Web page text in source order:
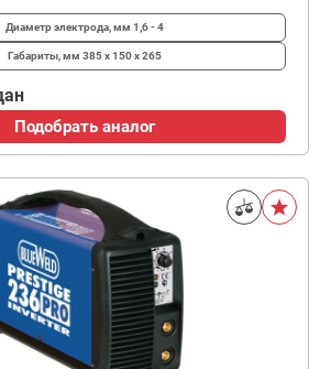
Диаметр электрода, мм 1,6 - 4
Габариты, мм 385 х 150 х 265
Подобрать аналог